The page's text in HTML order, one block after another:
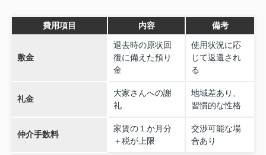
費用項目 内容 備考
敷金
退去時の原状回
復に備えた預り
金
使用状況に応
じて返還され
る
礼金
大家さんへの謝
礼
地域差あり、
習慣的な性格
仲介手数料
家賃の１か月分
＋税が上限
交渉可能な場
合あり